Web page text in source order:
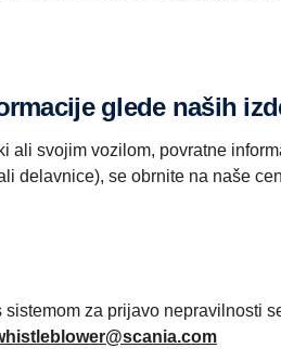
glede naših
svojim vozilom, povratne
delavnice), se obrnite na naše
za prijavo nepravilnosti